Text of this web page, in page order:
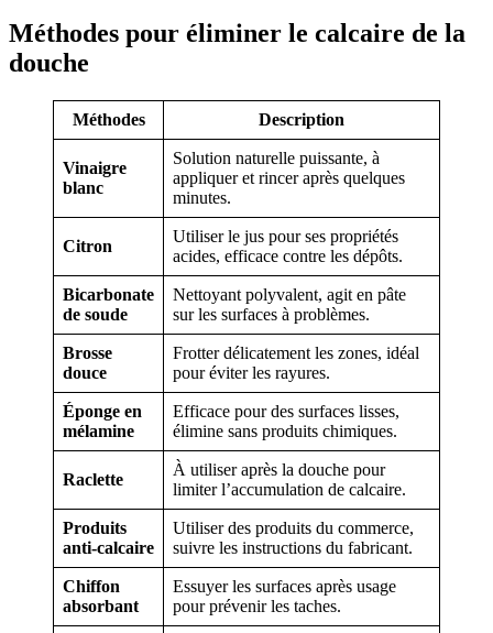
Méthodes pour éliminer le calcaire de la
douche
Méthodes Description
Vinaigre
blanc
Solution naturelle puissante, à
appliquer et rincer après quelques
minutes.
Citron
Utiliser le jus pour ses propriétés
acides, efficace contre les dépôts.
Bicarbonate
de soude
Nettoyant polyvalent, agit en pâte
sur les surfaces à problèmes.
Brosse
douce
Frotter délicatement les zones, idéal
pour éviter les rayures.
Éponge en
mélamine
Efficace pour des surfaces lisses,
élimine sans produits chimiques.
Raclette
À utiliser après la douche pour
limiter l’accumulation de calcaire.
Produits
anti-calcaire
Utiliser des produits du commerce,
suivre les instructions du fabricant.
Chiffon
absorbant
Essuyer les surfaces après usage
pour prévenir les taches.